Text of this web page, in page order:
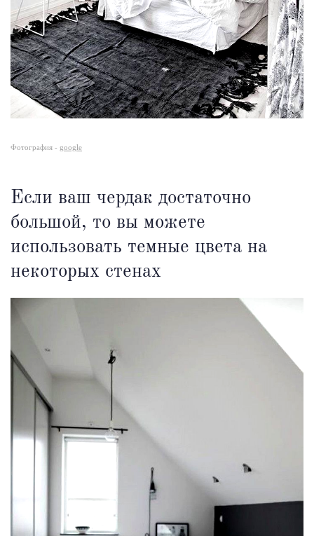
Фотография - google
Если ваш чердак достаточно
большой, то вы можете
использовать темные цвета на
некоторых стенах